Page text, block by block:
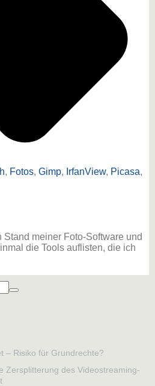
, Fotos, Gimp, IrfanView, Picasa,
meiner Foto-Software und
die Tools auflisten, die ich
– Risiko für Grundrechte?
Zersplitterung des Videostreaming-